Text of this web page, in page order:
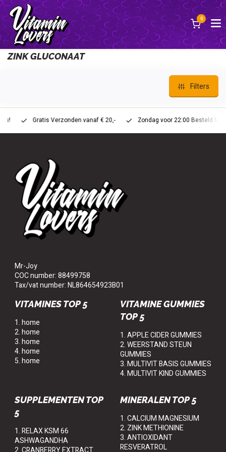
0
Back
ZINK GLUCONAAT
Filters
Gratis Verzonden vanaf € 20,- Zondag voor 22:00 Besteld
Mr-Joy
COC number: 88499758
Tax/vat number: NL864654923B01
VITAMINES TOP 5
1. home
2. home
3. home
4. home
5. home
VITAMINE GUMMIES
TOP 5
1. APPLE CIDER GUMMIES
2. WEERSTAND STEUN
GUMMIES
3. MULTIVIT BASIS GUMMIES
4. MULTIVIT KIND GUMMIES
SUPPLEMENTEN TOP
5
1. RELAX KSM 66
ASHWAGANDHA
MINERALEN TOP 5
1. CALCIUM MAGNESIUM
2. ZINK METHIONINE
3. ANTIOXIDANT
RESVERATROL